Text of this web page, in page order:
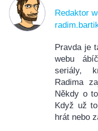
Redaktor
Pravda je
webu
seriály,
Radima
Někdy o
Když už
hrát nebo